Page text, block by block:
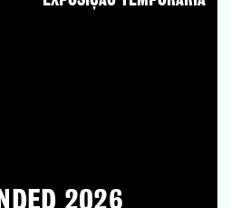
2026